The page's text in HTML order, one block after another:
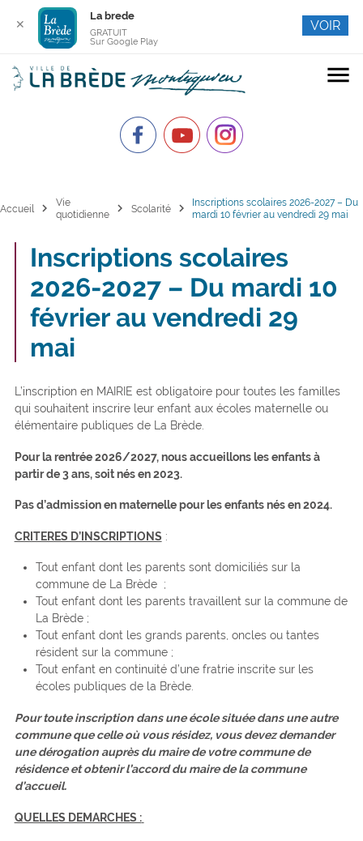
menu
Accueil chevron_right
Vie
quotidienne
chevron_right Scolarité chevron_right
Inscriptions scolaires 2026-2027 – Du
mardi 10 février au vendredi 29 mai
Inscriptions scolaires
2026-2027 – Du mardi 10
février au vendredi 29
mai
L’inscription en MAIRIE est obligatoire pour toutes les familles
qui souhaitent inscrire leur enfant aux écoles maternelle ou
élémentaire publiques de La Brède.
Pour la rentrée 2026/2027, nous accueillons les enfants à
partir de 3 ans, soit nés en 2023.
Pas d’admission en maternelle pour les enfants nés en 2024.
CRITERES D’INSCRIPTIONS :
Tout enfant dont les parents sont domiciliés sur la
commune de La Brède ;
Tout enfant dont les parents travaillent sur la commune de
La Brède ;
Tout enfant dont les grands parents, oncles ou tantes
résident sur la commune ;
Tout enfant en continuité d’une fratrie inscrite sur les
écoles publiques de la Brède.
Pour toute inscription dans une école située dans une autre
commune que celle où vous résidez, vous devez demander
une dérogation auprès du maire de votre commune de
résidence et obtenir l’accord du maire de la commune
d’accueil.
QUELLES DEMARCHES :
✕
La brede
GRATUIT
Sur Google Play
VOIR